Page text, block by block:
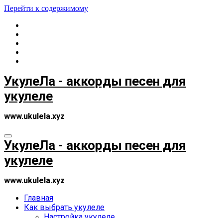
Перейти к содержимому
УкулеЛа - аккорды песен для
укулеле
www.ukulela.xyz
УкулеЛа - аккорды песен для
укулеле
www.ukulela.xyz
Главная
Как выбрать укулеле